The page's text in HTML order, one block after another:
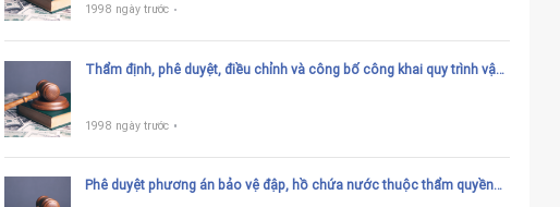
1998 ngày trước
Thẩm định, phê duyệt, điều chỉnh và công bố công khai quy trình vận
1998 ngày trước
Phê duyệt phương án bảo vệ đập, hồ chứa nước thuộc thẩm quyền